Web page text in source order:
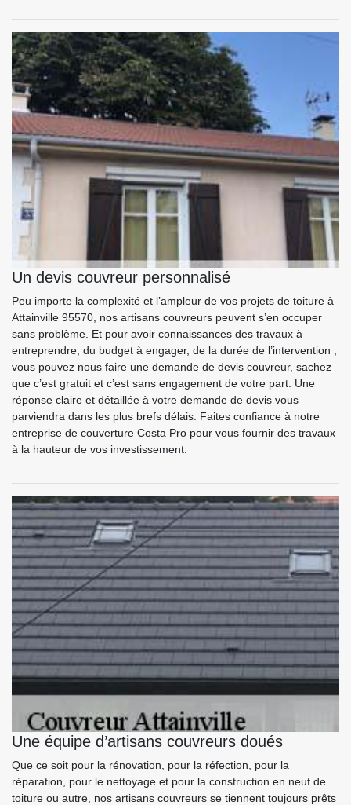
Un devis couvreur personnalisé
Peu importe la complexité et l’ampleur de vos projets de toiture à
Attainville 95570, nos artisans couvreurs peuvent s’en occuper
sans problème. Et pour avoir connaissances des travaux à
entreprendre, du budget à engager, de la durée de l’intervention ;
vous pouvez nous faire une demande de devis couvreur, sachez
que c’est gratuit et c’est sans engagement de votre part. Une
réponse claire et détaillée à votre demande de devis vous
parviendra dans les plus brefs délais. Faites confiance à notre
entreprise de couverture Costa Pro pour vous fournir des travaux
à la hauteur de vos investissement.
Une équipe d’artisans couvreurs doués
Que ce soit pour la rénovation, pour la réfection, pour la
réparation, pour le nettoyage et pour la construction en neuf de
toiture ou autre, nos artisans couvreurs se tiennent toujours prêts